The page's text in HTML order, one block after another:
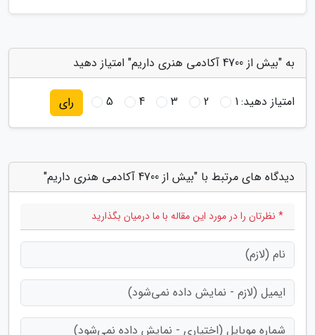
به "بیش از 4700 آکادمی هنری داریم" امتیاز دهید
امتیاز دهید:1
2
3
4
5 رای
دیدگاه های مرتبط با "بیش از 4700 آکادمی هنری داریم"
* نظرتان را در مورد این مقاله با ما درمیان بگذارید